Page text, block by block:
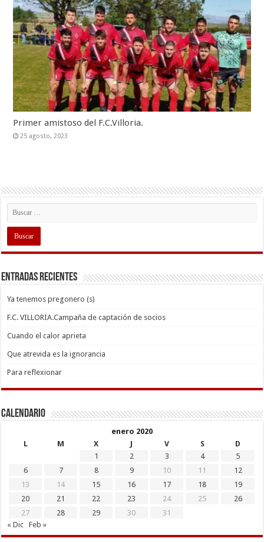
Primer amistoso del F.C.Villoria.
25 agosto, 2023
Entradas recientes
Ya tenemos pregonero (s)
F.C. VILLORIA.Campaña de captación de socios
Cuando el calor aprieta
Que atrevida es la ignorancia
Para reflexionar
Calendario
enero 2020
L
M X J V S
D
1
2 3 4
5
6
7 8 9 10 11
12
13
14 15 16 17 18
19
20
21 22 23 24 25
26
27
28 29 30
31
« Dic
Feb »